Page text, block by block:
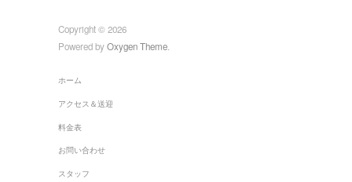
Copyright © 2026
Powered byOxygen Theme.
ホーム
アクセス＆送迎
料金表
お問い合わせ
スタッフ